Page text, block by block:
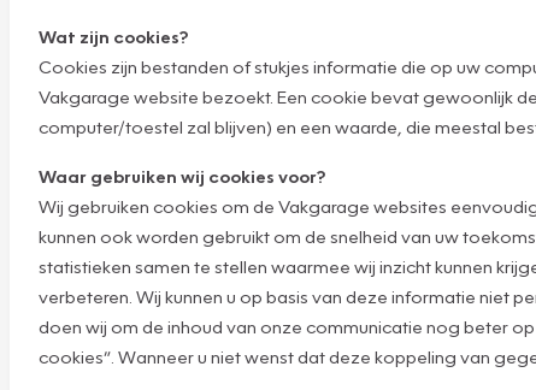
Wat zijn cookies?
Cookies zijn bestanden of stukjes informatie die op uw
Vakgarage website bezoekt. Een cookie bevat gewoonlijk
computer/toestel zal blijven) en een waarde, die meestal
Waar gebruiken wij cookies voor?
Wij gebruiken cookies om de Vakgarage websites
kunnen ook worden gebruikt om de snelheid van uw
statistieken samen te stellen waarmee wij inzicht kunnen
verbeteren. Wij kunnen u op basis van deze informatie niet
doen wij om de inhoud van onze communicatie nog beter
cookies”. Wanneer u niet wenst dat deze koppeling van